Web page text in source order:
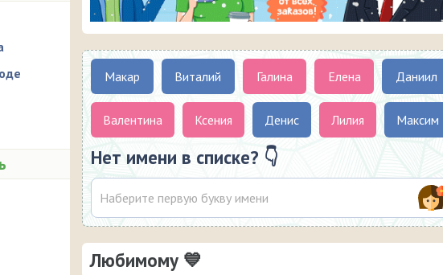
Макар Виталий Галина Елена Даниил
Валентина Ксения Денис Лилия Максим
Нет имени в списке? 👇
Любимому 💙